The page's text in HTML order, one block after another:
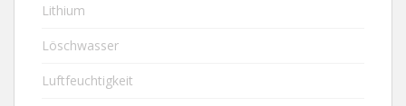
Lithium
Löschwasser
Luftfeuchtigkeit